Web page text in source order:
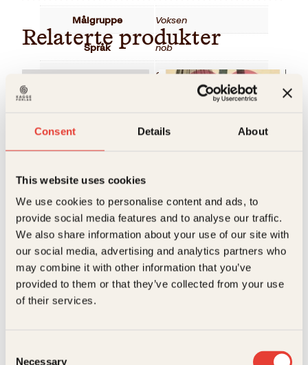
Consent Details About
This website uses cookies
We use cookies to personalise content and ads, to
provide social media features and to analyse our traffic.
We also share information about your use of our site with
our social media, advertising and analytics partners who
may combine it with other information that you’ve
provided to them or that they’ve collected from your use
of their services.
Necessary
Målgruppe Voksen
Språk nob
ISBN 9788291769479
Bokformat Innbundet
Litteraturtype
Relaterte produkter
M
Munken Kjærlighetskoden
Innbundet 339krLes mer